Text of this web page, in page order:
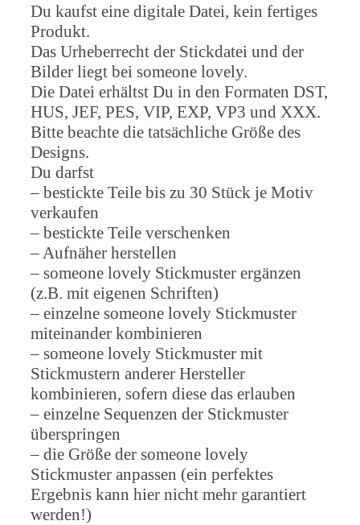
Du kaufst eine digitale Datei, kein fertiges
Produkt.
Das Urheberrecht der Stickdatei und der
Bilder liegt bei someone lovely.
Die Datei erhältst Du in den Formaten DST,
HUS, JEF, PES, VIP, EXP, VP3 und XXX.
Bitte beachte die tatsächliche Größe des
Designs.
Du darfst
– bestickte Teile bis zu 30 Stück je Motiv
verkaufen
– bestickte Teile verschenken
– Aufnäher herstellen
– someone lovely Stickmuster ergänzen
(z.B. mit eigenen Schriften)
– einzelne someone lovely Stickmuster
miteinander kombinieren
– someone lovely Stickmuster mit
Stickmustern anderer Hersteller
kombinieren, sofern diese das erlauben
– einzelne Sequenzen der Stickmuster
überspringen
– die Größe der someone lovely
Stickmuster anpassen (ein perfektes
Ergebnis kann hier nicht mehr garantiert
werden!)